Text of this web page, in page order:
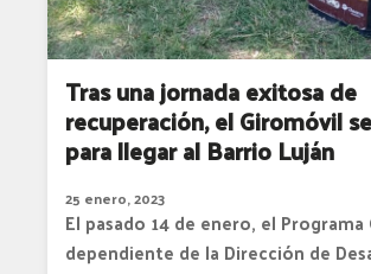
Tras una jornada exitosa de
recuperación, el Giromóvil
para llegar al Barrio Luján
25 enero, 2023
El pasado 14 de enero, el Programa
dependiente de la Dirección de